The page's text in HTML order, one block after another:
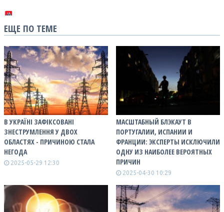
ЕЩЕ ПО ТЕМЕ
В УКРАЇНІ ЗАФІКСОВАНІ
ЗНЕСТРУМЛЕННЯ У ДВОХ
ОБЛАСТЯХ - ПРИЧИНОЮ СТАЛА
НЕГОДА
2025-05-29 12:30
МАСШТАБНЫЙ БЛЭКАУТ В
ПОРТУГАЛИИ, ИСПАНИИ И
ФРАНЦИИ: ЭКСПЕРТЫ ИСКЛЮЧИЛИ
ОДНУ ИЗ НАИБОЛЕЕ ВЕРОЯТНЫХ
ПРИЧИН
2025-04-30 10:29